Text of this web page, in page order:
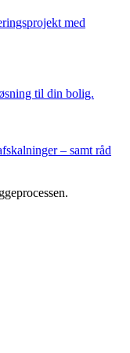
med
til din bolig.
– samt råd